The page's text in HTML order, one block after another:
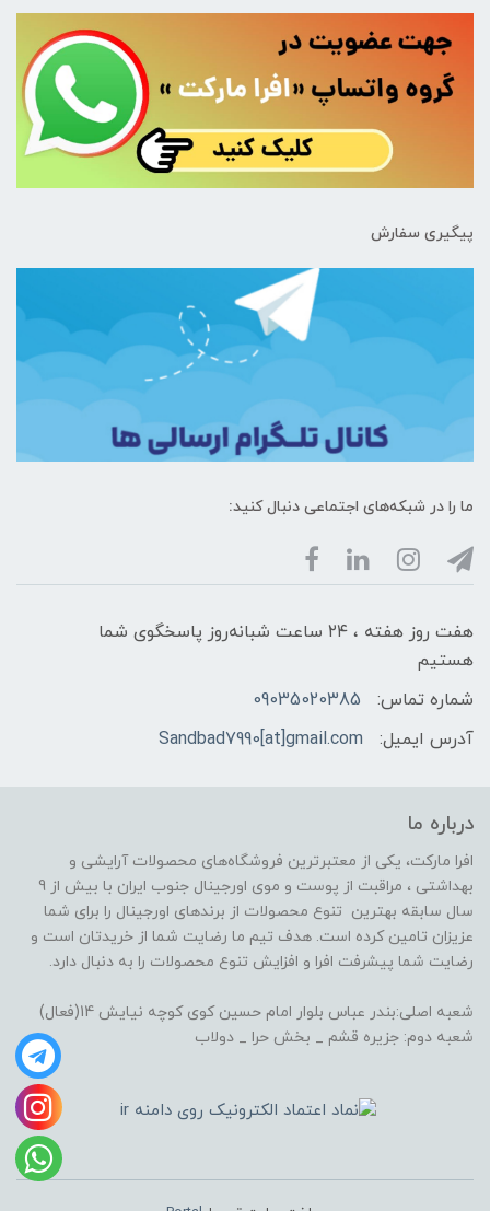
پیگیری سفارش
ما را در شبکه‌های اجتماعی دنبال کنید:
هفت روز هفته ، ۲۴ ساعت شبانه‌روز پاسخگوی شما
هستیم
شماره تماس:
09035020385
آدرس ایمیل:
Sandbad7990[at]gmail.com
درباره ما
افرا مارکت، یکی از معتبرترین فروشگاه‌های محصولات آرایشی و
بهداشتی ، مراقبت از پوست و موی اورجینال جنوب ایران با بیش از 9
سال سابقه بهترین تنوع محصولات از برندهای اورجینال را برای شما
عزیزان تامین کرده است. هدف تیم ما رضایت شما از خریدتان است و
رضایت شما پیشرفت افرا و افزایش تنوع محصولات را به دنبال دارد.
شعبه اصلی:بندر عباس بلوار امام حسین کوی کوچه نیایش 14(فعال)
شعبه دوم: جزیره قشم _ بخش حرا _ دولاب